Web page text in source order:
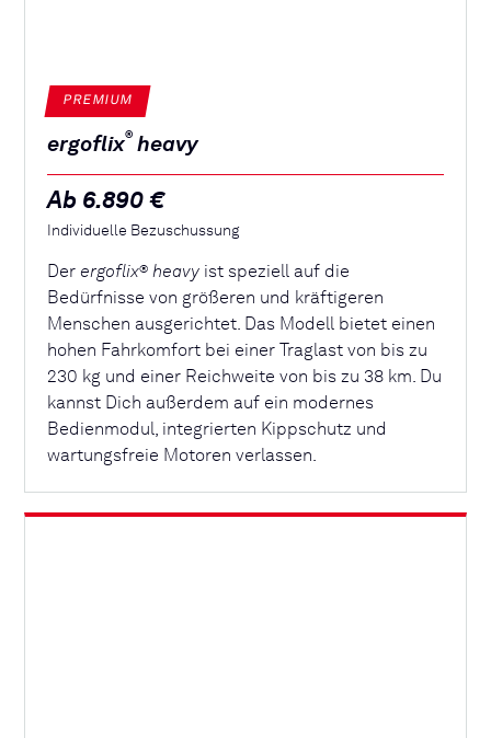
PREMIUM
ergoflix® heavy
Ab 6.890 €
Individuelle Bezuschussung
Derergoflix® heavy ist speziell auf die
Bedürfnisse von größeren und kräftigeren
Menschen ausgerichtet. Das Modell bietet einen
hohen Fahrkomfort bei einer Traglast von bis zu
230 kg und einer Reichweite von bis zu 38 km. Du
kannst Dich außerdem auf ein modernes
Bedienmodul, integrierten Kippschutz und
wartungsfreie Motoren verlassen.